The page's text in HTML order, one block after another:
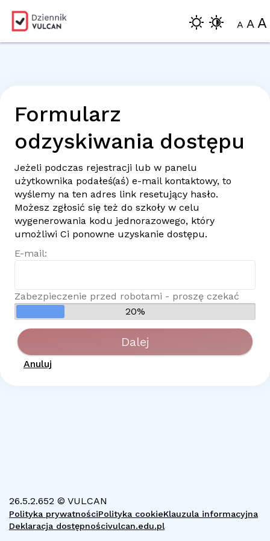
A A A
Formularz
odzyskiwania dostępu
Jeżeli podczas rejestracji lub w panelu
użytkownika podałeś(aś) e-mailkontaktowy, to
wyślemy na ten adres link resetujący hasło.
Możesz zgłosić się też do szkoły w celu
wygenerowania kodu jednorazowego, który
umożliwi Ci ponowne uzyskanie dostępu.
E-mail:
Zabezpieczenie przed robotami - proszę czekać
20%
Dalej
Anuluj
26.5.2.652 © VULCAN
Polityka prywatnościPolityka cookieKlauzula informacyjna
Deklaracja dostępnościvulcan.edu.pl